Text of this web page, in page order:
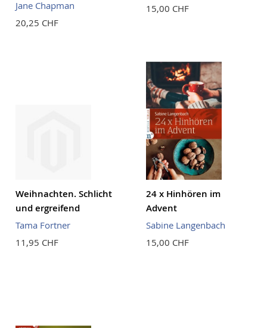
Jane Chapman
20,25 CHF
15,00 CHF
Weihnachten. Schlicht
und ergreifend
Tama Fortner
11,95 CHF
24 x Hinhören im
Advent
Sabine Langenbach
15,00 CHF